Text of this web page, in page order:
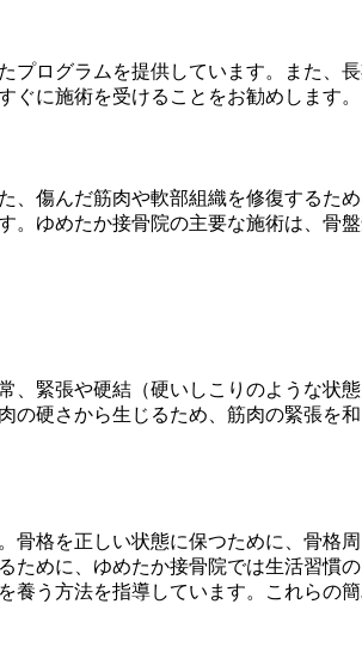
ログラムを提供しています。また、
に施術を受けることをお勧めします。
傷んだ筋肉や軟部組織を修復するた
ゆめたか接骨院の主要な施術は、骨
緊張や硬結（硬いしこりのような状
硬さから生じるため、筋肉の緊張を
格を正しい状態に保つために、骨格
めに、ゆめたか接骨院では生活習慣
う方法を指導しています。これらの